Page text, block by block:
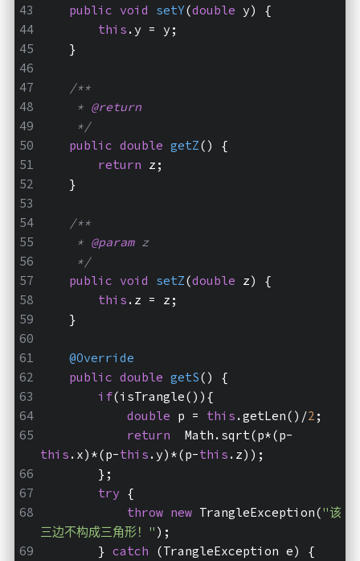
public void setY(double y)
{
this .y = y;
    }
/**
     *
@return
     */
public double getZ()
{
return z;
    }
/**
     *
@param z
     */
public void setZ(double z)
{
this .z = z;
    }
@Override
public double getS()
{
if(isTrangle()){
double p = this .getLen()/2 ;
return
  Math.sqrt(p*(p-
this .x)*(p-this .y)*(p-this .z));
        };
try {
throw new TrangleException("该
三边不构成三角形！" );
        }
catch (TrangleException e) {